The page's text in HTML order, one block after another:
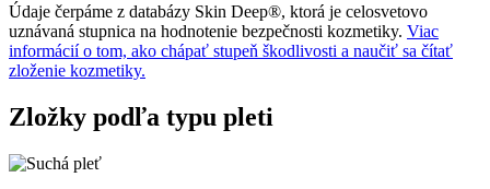
Údaje čerpáme z databázy Skin Deep®, ktorá je celosvetovo
uznávaná stupnica na hodnotenie bezpečnosti kozmetiky. Viac
informácií o tom, ako chápať stupeň škodlivosti a naučiť sa čítať
zloženie kozmetiky.
Zložky podľa typu pleti